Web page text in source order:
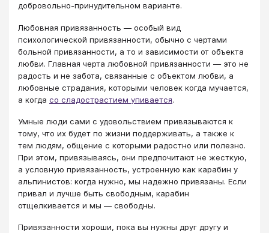
добровольно-принудительном варианте.
Любовная привязанность — особый вид
психологической привязанности, обычно с чертами
больной привязанности, а то и зависимости от объекта
любви. Главная черта любовной привязанности — это не
радость и не забота, связанные с объектом любви, а
любовные страдания, которыми человек когда мучается,
а когда со сладострастием упивается.
Умные люди сами с удовольствием привязываются к
тому, что их будет по жизни поддерживать, а также к
тем людям, общение с которыми радостно или полезно.
При этом, привязываясь, они предпочитают не жесткую,
а условную привязанность, устроенную как карабин у
альпинистов: когда нужно, мы надежно привязаны. Если
привал и лучше быть свободным, карабин
отщелкивается и мы — свободны.
Привязанности хороши, пока вы нужны друг другу и